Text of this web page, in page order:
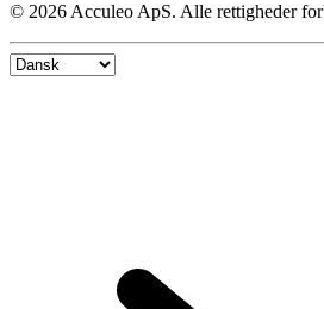
© 2026 Acculeo ApS. Alle rettigheder